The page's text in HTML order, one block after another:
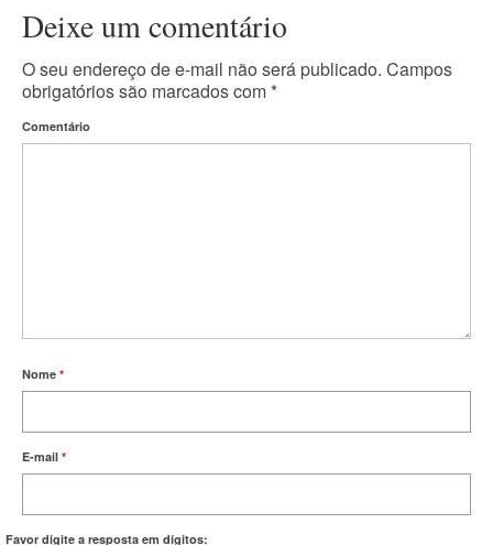
Deixe um comentário
O seu endereço de e-mail não será publicado. Campos
obrigatórios são marcados com *
Comentário
Nome *
E-mail *
Favor digite a resposta em dígitos: